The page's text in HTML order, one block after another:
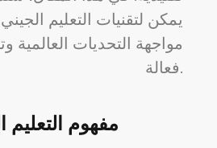
يمكن لتقنيات التعليم
مواجهة التحديات العالمية
فعالة.
مفهوم التعليم